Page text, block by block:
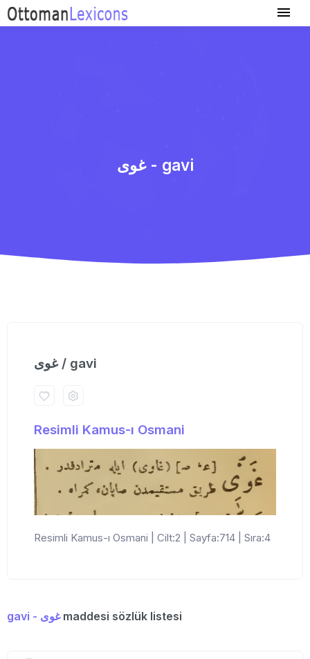
غوی - gavi
غوی / gavi
Resimli Kamus-ı Osmani
Resimli Kamus-ı Osmani | Cilt:2 | Sayfa:714 | Sıra:4
gavi - غویmaddesi sözlük listesi